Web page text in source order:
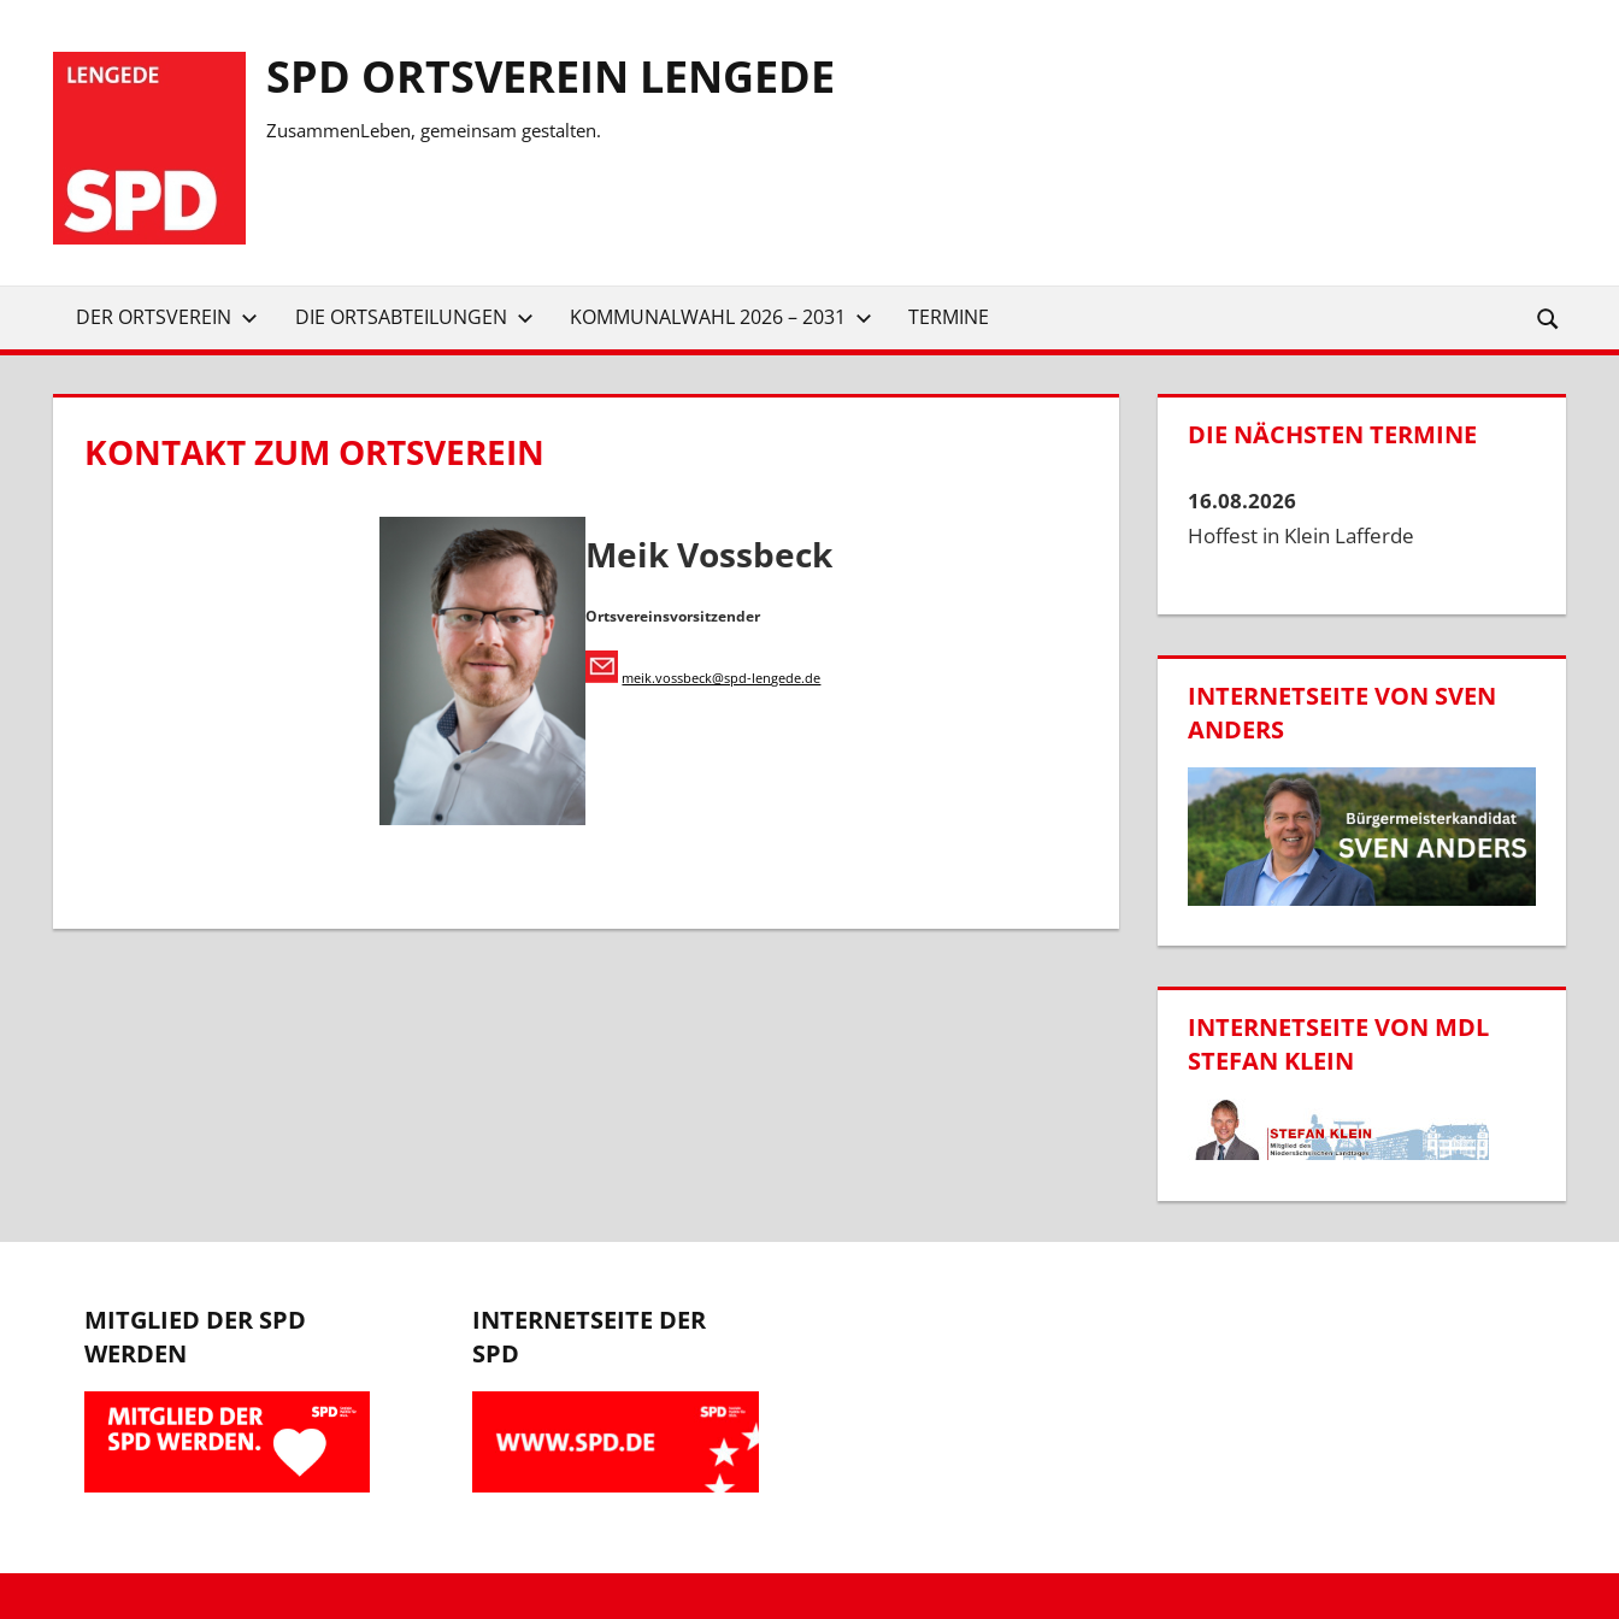
springen
SPD ORTSVEREIN LENGEDE
ZusammenLeben, gemeinsam gestalten.
DER ORTSVEREIN DIE ORTSABTEILUNGEN KOMMUNALWAHL 2026 – 2031 TERMINE
KONTAKT ZUM ORTSVEREIN
Meik Vossbeck
Ortsvereinsvorsitzender
meik.vossbeck@spd-lengede.de
DIE NÄCHSTEN TERMINE
16.08.2026
Hoffest in Klein Lafferde
INTERNETSEITE VON SVEN
ANDERS
INTERNETSEITE VON MDL
STEFAN KLEIN
MITGLIED DER SPD
WERDEN
INTERNETSEITE DER
SPD